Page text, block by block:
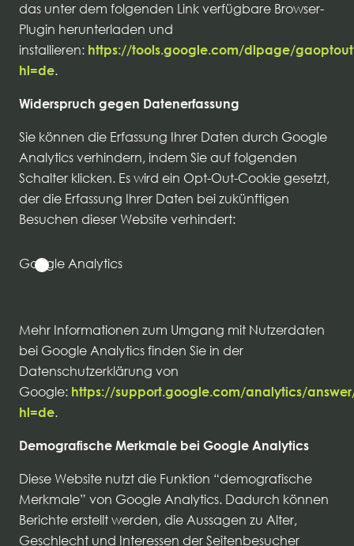
das unter dem folgenden Link verfügbare Browser-
Plugin herunterladen und
installieren: https://tools.google.com/dlpage/
hl=de.
Widerspruch gegen Datenerfassung
Sie können die Erfassung Ihrer Daten durch Google
Analytics verhindern, indem Sie auf folgenden
Schalter klicken. Es wird ein Opt-Out-Cookie gesetzt,
der die Erfassung Ihrer Daten bei zukünftigen
Besuchen dieser Website verhindert:
Google Analytics
Mehr Informationen zum Umgang mit Nutzerdaten
bei Google Analytics finden Sie in der
Datenschutzerklärung von
Google: https://support.google.com/analytics/
hl=de.
Demografische Merkmale bei Google Analytics
Diese Website nutzt die Funktion “demografische
Merkmale” von Google Analytics. Dadurch können
Berichte erstellt werden, die Aussagen zu Alter,
Geschlecht und Interessen der Seitenbesucher